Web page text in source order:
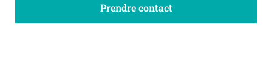
Prendre contact